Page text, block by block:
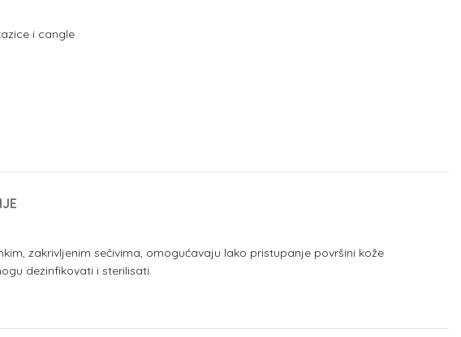
i cangle
zakrivljenim sečivima, omogućavaju lako pristupanje površini kože
dezinfikovati i sterilisati.